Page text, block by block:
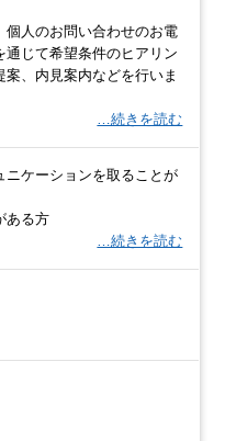
個人のお問い合わせのお電
通じて希望条件のヒアリン
案、内見案内などを行いま
…続きを読む
ケーションを取ることが
ある方
…続きを読む